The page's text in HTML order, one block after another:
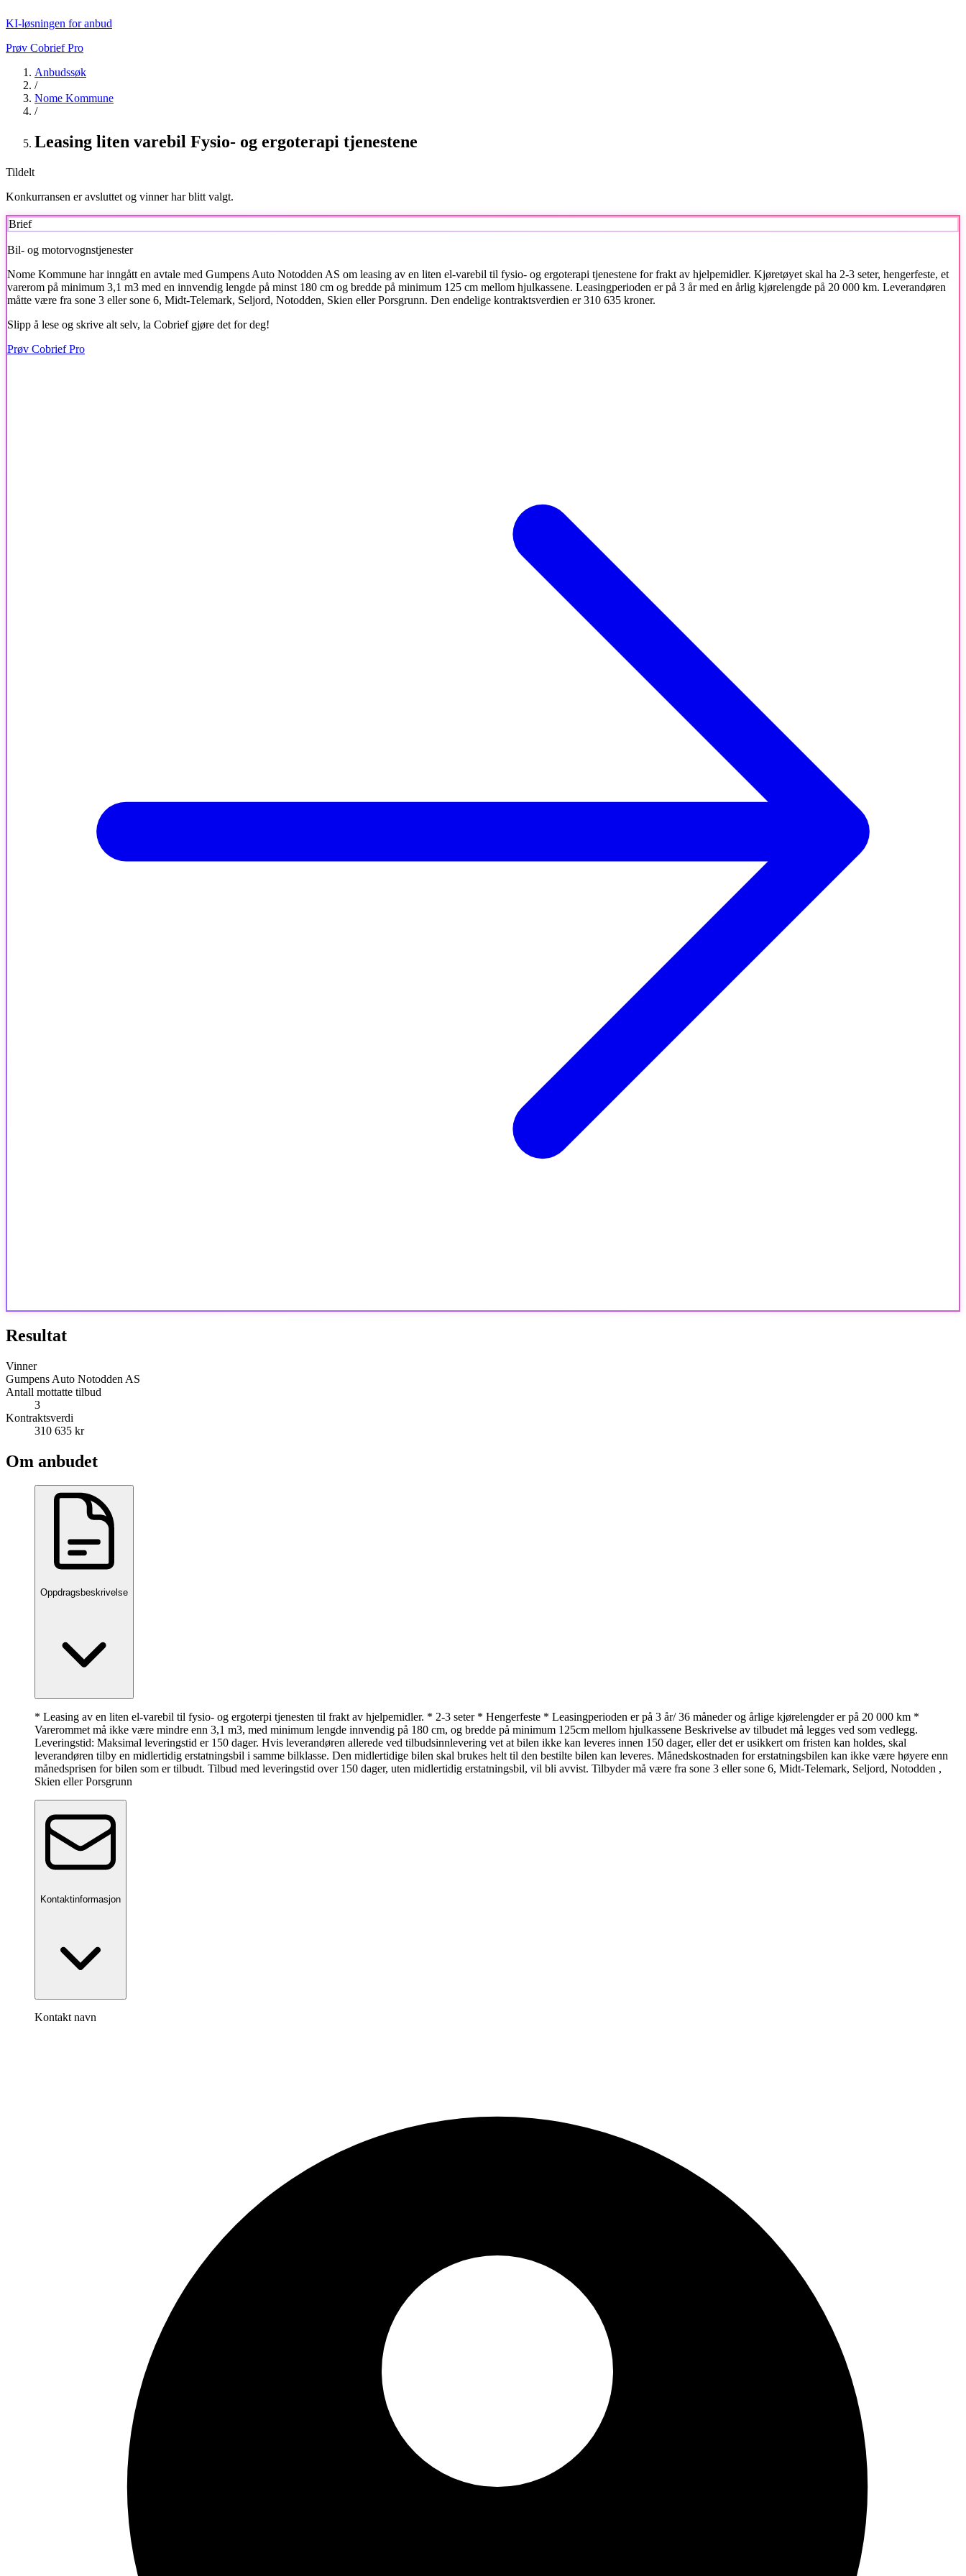
KI-løsningen for anbud
Prøv Cobrief Pro
Anbudssøk
/
Nome Kommune
/
Leasing liten varebil Fysio- og ergoterapi tjenestene
Tildelt
Konkurransen er avsluttet og vinner har blitt valgt.
Brief
Bil- og motorvognstjenester
Nome Kommune har inngått en avtale med Gumpens Auto Notodden AS om leasing av en liten el-varebil til fysio- og ergoterapi tjenestene for frakt av hjelpemidler. Kjøretøyet skal ha 2-3 seter, hengerfeste, et
varerom på minimum 3,1 m3 med en innvendig lengde på minst 180 cm og bredde på minimum 125 cm mellom hjulkassene. Leasingperioden er på 3 år med en årlig kjørelengde på 20 000 km. Leverandøren
måtte være fra sone 3 eller sone 6, Midt-Telemark, Seljord, Notodden, Skien eller Porsgrunn. Den endelige kontraktsverdien er 310 635 kroner.
Slipp å lese og skrive alt selv, la Cobrief gjøre det for deg!
Prøv Cobrief Pro
Resultat
Vinner
Gumpens Auto Notodden AS
Antall mottatte tilbud
3
Kontraktsverdi
310 635 kr
Om anbudet
Oppdragsbeskrivelse
* Leasing av en liten el-varebil til fysio- og ergoterpi tjenesten til frakt av hjelpemidler. * 2-3 seter * Hengerfeste * Leasingperioden er på 3 år/ 36 måneder og årlige kjørelengder er på 20 000 km *
Varerommet må ikke være mindre enn 3,1 m3, med minimum lengde innvendig på 180 cm, og bredde på minimum 125cm mellom hjulkassene Beskrivelse av tilbudet må legges ved som vedlegg.
Leveringstid: Maksimal leveringstid er 150 dager. Hvis leverandøren allerede ved tilbudsinnlevering vet at bilen ikke kan leveres innen 150 dager, eller det er usikkert om fristen kan holdes, skal
leverandøren tilby en midlertidig erstatningsbil i samme bilklasse. Den midlertidige bilen skal brukes helt til den bestilte bilen kan leveres. Månedskostnaden for erstatningsbilen kan ikke være høyere enn
månedsprisen for bilen som er tilbudt. Tilbud med leveringstid over 150 dager, uten midlertidig erstatningsbil, vil bli avvist. Tilbyder må være fra sone 3 eller sone 6, Midt-Telemark, Seljord, Notodden ,
Skien eller Porsgrunn
Kontaktinformasjon
Kontakt navn